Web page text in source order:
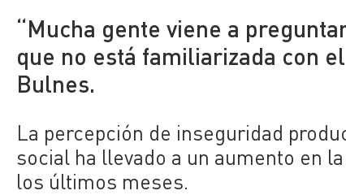
“Mucha gente viene a
que no está familiarizada con
Bulnes.
La percepción de inseguridad
social ha llevado a un aumento en
los últimos meses.